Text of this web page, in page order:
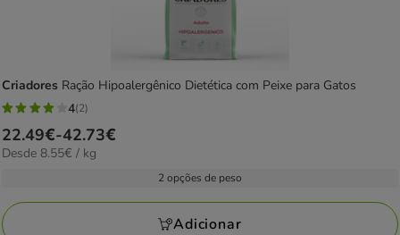
Criadores Ração Hipoalergênico Dietética com Peixe para Gatos
4
estrelas
com
avaliações
4(2)
Preço
de
42.73€
22.49€-42.73€
8.55€
Desde 8.55€ / kg
2 opções de peso
Adicionar